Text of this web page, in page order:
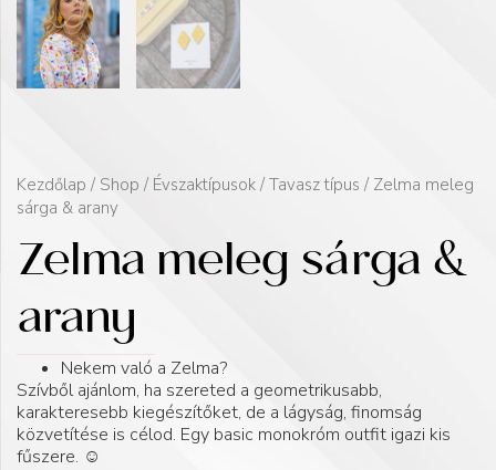
Kezdőlap / Shop / Évszaktípusok / Tavasz típus / Zelma meleg
sárga & arany
Zelma meleg sárga &
arany
Nekem való a Zelma?
Szívből ajánlom, ha szereted a geometrikusabb,
karakteresebb kiegészítőket, de a lágyság, finomság
közvetítése is célod. Egy basic monokróm outfit igazi kis
fűszere. ☺️